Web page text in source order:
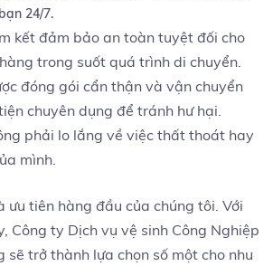
24/7.
kết đảm bảo an toàn tuyệt đối cho
trong suốt quá ‌trình di chuyển.
đóng gói cẩn thận và vận chuyển​
chuyên dụng để tránh ​hư hại.
phải lo lắng về việc thất thoát hay
mình.
ưu tiên​ hàng đầu của ⁤chúng tôi. Với
Công ty Dịch vụ vệ sinh Công Nghiệp
sẽ trở thành lựa chọn số một cho nhu